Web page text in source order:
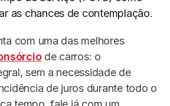
as chances de contemplação.
com uma das melhores
de carros: o
sem a necessidade de
de juros durante todo o